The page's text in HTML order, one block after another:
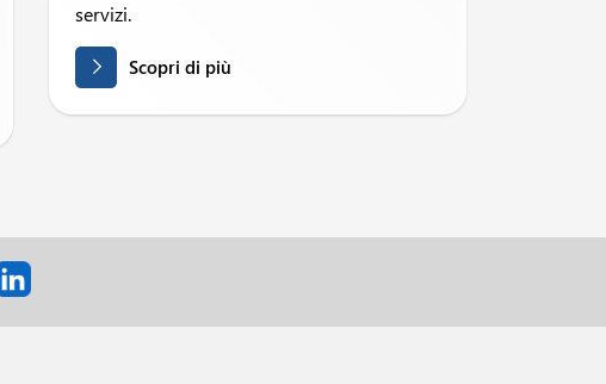
servizi.
Scopri di più